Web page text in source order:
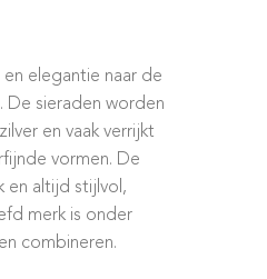
elegantie naar de
De sieraden worden
en vaak verrijkt
vormen. De
en altijd stijlvol,
merk is onder
combineren.